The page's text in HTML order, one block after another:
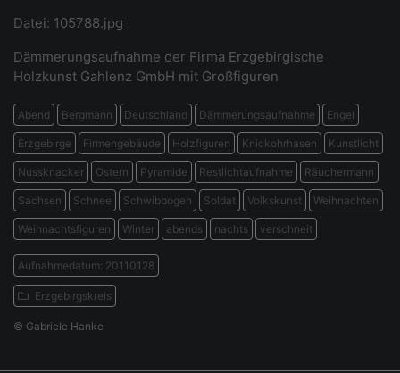
Datei: 105788.jpg
Dämmerungsaufnahme der Firma Erzgebirgische
Holzkunst Gahlenz GmbH mit Großfiguren
Abend Bergmann Deutschland Dämmerungsaufnahme Engel
Erzgebirge Firmengebäude Holzfiguren Knickohrhasen Kunstlicht
Nussknacker Ostern Pyramide Restlichtaufnahme Räuchermann
Sachsen Schnee Schwibbogen Soldat Volkskunst Weihnachten
Weihnachtsfiguren Winter abends nachts verschneit
Aufnahmedatum: 20110128
Erzgebirgskreis
© Gabriele Hanke